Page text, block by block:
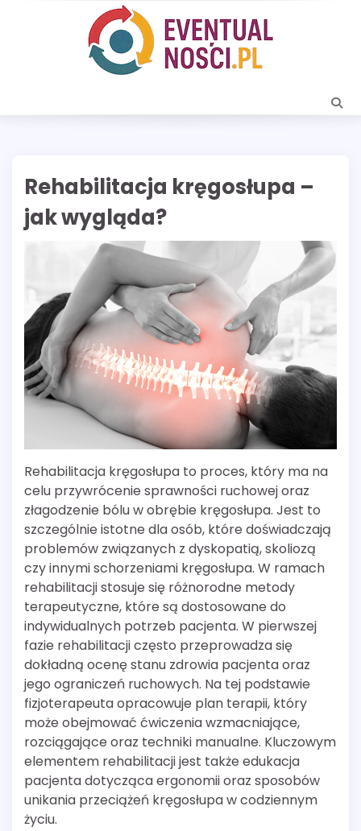
Rehabilitacja kręgosłupa –
jak wygląda?
Rehabilitacja kręgosłupa to proces, który ma na
celu przywrócenie sprawności ruchowej oraz
złagodzenie bólu w obrębie kręgosłupa. Jest to
szczególnie istotne dla osób, które doświadczają
problemów związanych z dyskopatią, skoliozą
czy innymi schorzeniami kręgosłupa. W ramach
rehabilitacji stosuje się różnorodne metody
terapeutyczne, które są dostosowane do
indywidualnych potrzeb pacjenta. W pierwszej
fazie rehabilitacji często przeprowadza się
dokładną ocenę stanu zdrowia pacjenta oraz
jego ograniczeń ruchowych. Na tej podstawie
fizjoterapeuta opracowuje plan terapii, który
może obejmować ćwiczenia wzmacniające,
rozciągające oraz techniki manualne. Kluczowym
elementem rehabilitacji jest także edukacja
pacjenta dotycząca ergonomii oraz sposobów
unikania przeciążeń kręgosłupa w codziennym
życiu.